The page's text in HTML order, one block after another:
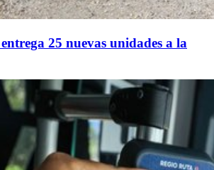
25 nuevas unidades a la